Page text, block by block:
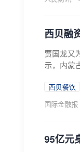
西贝融
贾国龙又
示，内蒙
西贝餐饮
国际金融报
95亿元